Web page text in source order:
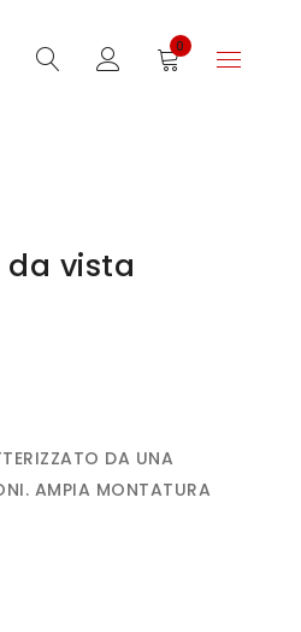
0
da vista
DA UNA
AMPIA MONTATURA